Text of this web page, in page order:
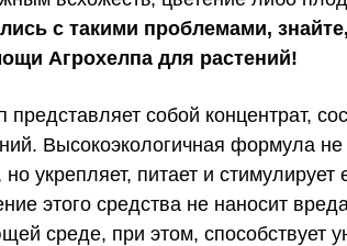
с такими проблемами,
Агрохелпа для растений!
представляет собой концентрат,
Высокоэкологичная формула
но укрепляет, питает и стимулирует
этого средства не наносит
среде, при этом, способствует